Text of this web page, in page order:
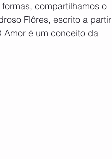
compartilhamos o
Flôres, escrito a partir
Amor é um conceito da